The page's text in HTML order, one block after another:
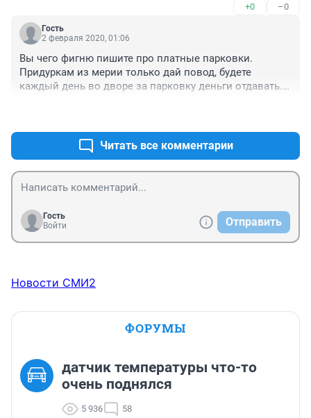
+0 –0
Гость
2 февраля 2020, 01:06
Вы чего фигню пишите про платные парковки.
Придуркам из мерии только дай повод, будете
каждый день во дворе за парковку деньги отдавать.
заправку. Скоро попросите и за воздух будут брать
Читать все комментарии
Гость
Войти
Отправить
Новости СМИ2
ФОРУМЫ
датчик температуры что-то
очень поднялся
5 936 58